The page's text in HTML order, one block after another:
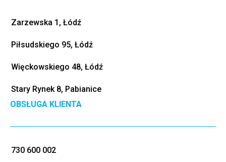
Zarzewska 1, Łódź
Piłsudskiego 95, Łódź
Więckowskiego 48, Łódź
Stary Rynek 8, Pabianice
OBSŁUGA KLIENTA
730 600 002